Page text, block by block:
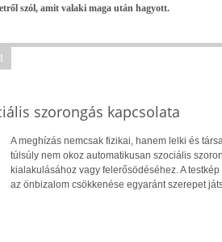
szól, amit valaki maga után hagyott.
szorongás kapcsolata
A meghízás nemcsak fizikai, hanem lelki és
túlsúly nem okoz automatikusan szociális
kialakulásához vagy felerősödéséhez. A
az önbizalom csökkenése egyaránt szerepet